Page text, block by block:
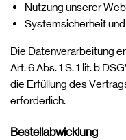
Nutzung unserer
Systemsicherheit
Die Datenverarbeitung
Art. 6 Abs. 1 S. 1 lit. b
die Erfüllung des
erforderlich.
Bestellabwicklung